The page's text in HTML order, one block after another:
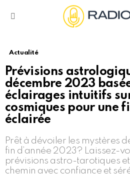
Actualité
Prévisions
décembre 2023
éclairages intuitifs
cosmiques pour une
éclairée
Prêt à dévoiler les mystères
fin d’année 2023? Laissez-
prévisions astro-tarotiques
chemin avec confiance et